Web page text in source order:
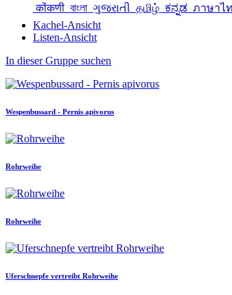
कोंकणी বাংলা ગુજરાતી தமிழ் ಕನ್ನಡ ภาษาไ
Kachel-Ansicht
Listen-Ansicht
In dieser Gruppe suchen
Wespenbussard - Pernis apivorus
Rohrweihe
Rohrweihe
Uferschnepfe vertreibt Rohrweihe